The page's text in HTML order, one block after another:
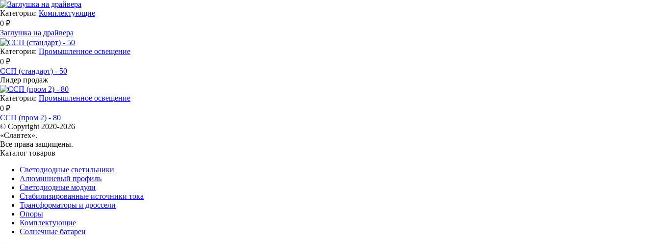
Категория: Комплектующие
0 ₽
Заглушка на драйвера
Категория: Промышленное освещение
0 ₽
ССП (стандарт) - 50
Лидер продаж
Категория: Промышленное освещение
0 ₽
ССП (пром 2) - 80
© Copyright 2020-2026
«Славтех».
Все права защищены.
Каталог товаров
Светодиодные светильники
Алюминиевый профиль
Светодиодные модули
Стабилизированные источники тока
Трансформаторы и дроссели
Опоры
Комплектующие
Солнечные батареи